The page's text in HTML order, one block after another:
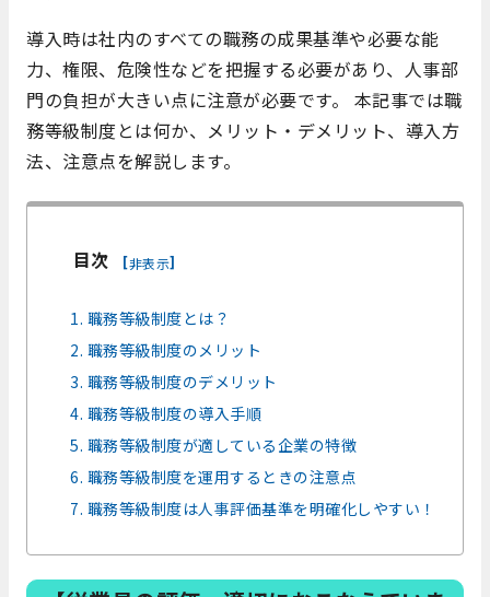
導入時は社内のすべての職務の成果基準や必要な能
力、権限、危険性などを把握する必要があり、人事部
門の負担が大きい点に注意が必要です。 本記事では職
務等級制度とは何か、メリット・デメリット、導入方
法、注意点を解説します。
目次 [非表示]
1. 職務等級制度とは？
2. 職務等級制度のメリット
3. 職務等級制度のデメリット
4. 職務等級制度の導入手順
5. 職務等級制度が適している企業の特徴
6. 職務等級制度を運用するときの注意点
7. 職務等級制度は人事評価基準を明確化しやすい！